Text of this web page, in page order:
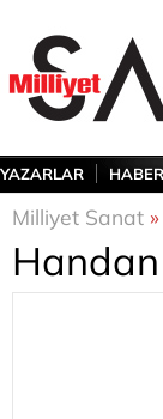
YAZARLAR
Milliyet Sanat »